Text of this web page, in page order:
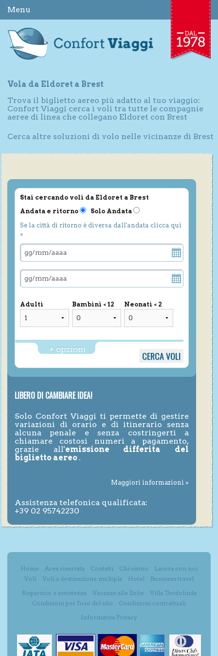
Menu
Vola da Eldoret a Brest
Trova il biglietto aereo più adatto al tuo viaggio:
Confort Viaggi cerca i voli tra tutte le compagnie
aeree di linea che collegano Eldoret con Brest
Cerca altre soluzioni di volo nelle vicinanze di Brest
Stai cercando voli da Eldoret a Brest
Andata e ritorno
Solo Andata
Se la città di ritorno è diversa dall'andata clicca qui
»
Adulti Bambini < 12 Neonati < 2
+ opzioni
LIBERO DI CAMBIARE IDEA!
Solo Confort Viaggi ti permette di gestire
variazioni di orario e di itinerario senza
alcuna penale e senza costringerti a
chiamare costosi numeri a pagamento,
grazie all'emissione differita del
biglietto aereo .
Maggiori informazioni »
Assistenza telefonica qualificata:
+39 02 95742230
Home Area riservata Contatti Chi siamo
Lavora con noi
Voli
Voli a destinazione multipla Hotel
Business travel
Risparmio e assistenza
Vacanze alle Eolie
Villa Teodolinda
Condizioni per l'uso del sito
Condizioni contrattuali
Informativa Privacy